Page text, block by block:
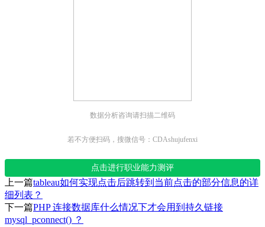
数据分析咨询请扫描二维码
若不方便扫码，搜微信号：CDAshujufenxi
点击进行职业能力测评
上一篇tableau如何实现点击后跳转到当前点击的部分信息的详
细列表？
下一篇PHP 连接数据库什么情况下才会用到持久链接
mysql_pconnect() ？